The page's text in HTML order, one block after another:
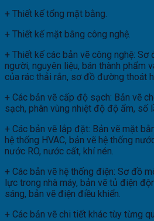
+ Thiết kế tổng mặt bằng.
+ Thiết kế mặt bằng công nghệ.
+ Thiết kế các bản vẽ công nghệ:
người, nguyên liệu, bán thành phẩm
của rác thải rắn, sơ đồ đường thoát
+ Các bản vẽ cấp độ sạch: Bản vẽ
sạch, phân vùng nhiệt độ độ ẩm, số
+ Các bản vẽ lắp đặt: Bản vẽ mặt
hệ thống HVAC, bản vẽ hệ thống
nước RO, nước cất, khí nén.
+ Các bản vẽ hệ thống điện: Sơ đồ
lực trong nhà máy, bản vẽ tủ điện
sáng, bản vẽ điện điều khiển.
+ Các bản vẽ chi tiết khác tùy từng